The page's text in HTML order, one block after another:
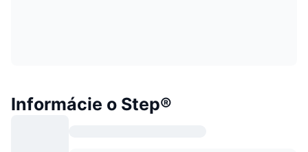
Informácie o Step®